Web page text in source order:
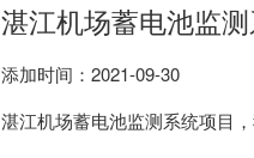
湛江机场蓄电池监
添加时间：2021-09-30
湛江机场蓄电池监测系统项目，